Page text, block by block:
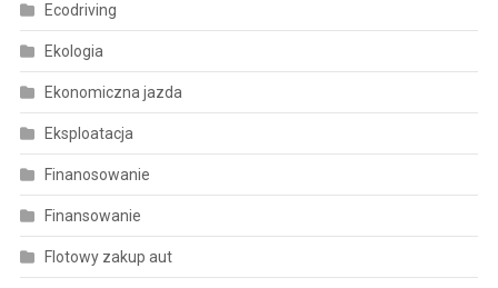
Ecodriving
Ekologia
Ekonomiczna jazda
Eksploatacja
Finanosowanie
Finansowanie
Flotowy zakup aut